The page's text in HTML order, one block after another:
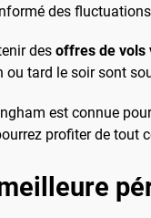
des
des offres de vols
tard le soir sont
est connue
profiter de tout